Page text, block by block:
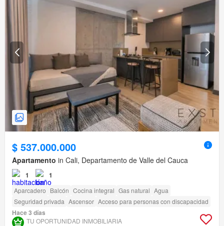
$ 537.000.000
Apartamento in Cali, Departamento de Valle del Cauca
1 1
Aparcadero Balcón Cocina integral Gas natural Agua
Seguridad privada Ascensor Acceso para personas con discapacidad
Hace 3 días
TU OPORTUNIDAD INMOBILIARIA